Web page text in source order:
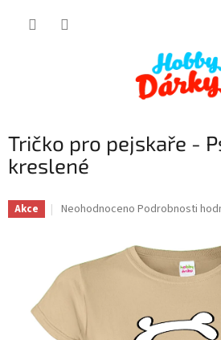
Tričko pro pejskaře -
kreslené
Akce
Průměrné
0,0
hvězdiček.
Neohodnoceno Podrobnosti